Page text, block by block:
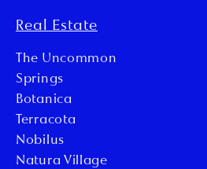
Real Estate
The Uncommon
Springs
Botanica
Terracota
Nobilus
Natura Village